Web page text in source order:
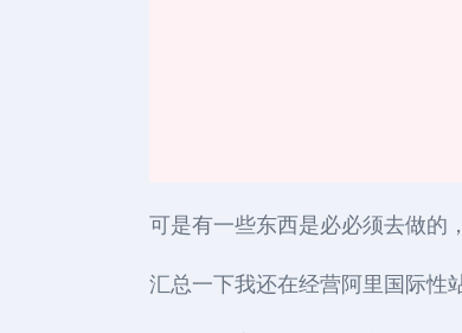
可是有一些东西是必必须去做的
汇总一下我还在经营阿里国际性